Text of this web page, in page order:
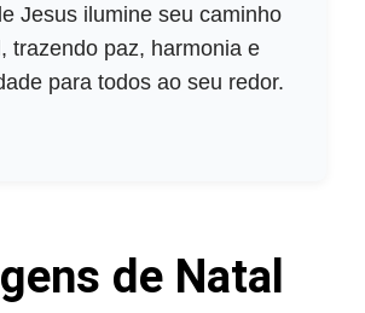
Jesus ilumine seu caminho
trazendo paz, harmonia e
para todos ao seu redor.
de Natal